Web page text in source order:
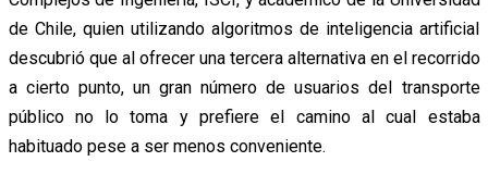
de Chile, quien utilizando algoritmos de inteligencia artificial
descubrió que al ofrecer una tercera alternativa en el recorrido
a cierto punto, un gran número de usuarios del transporte
público no lo toma y prefiere el camino al cual estaba
habituado pese a ser menos conveniente.